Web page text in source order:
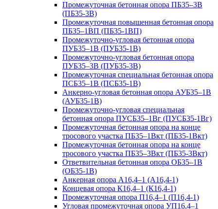
Промежуточная бетонная опора ПБ35–3В
(ПБ35-3В)
Промежуточная повышенная бетонная опора
ПБ35–1ВП (ПБ35-1ВП)
Промежуточно-угловая бетонная опора
ПУБ35–1В (ПУБ35-1В)
Промежуточно-угловая бетонная опора
ПУБ35–3В (ПУБ35-3В)
Промежуточная специальная бетонная опора
ПСБ35–1В (ПСБ35-1В)
Анкерно-угловая бетонная опора АУБ35–1В
(АУБ35-1В)
Промежуточно-угловая специальная
бетонная опора ПУСБ35–1Вг (ПУСБ35-1Вг)
Промежуточная бетонная опора на конце
тросового участка ПБ35–1Вкт (ПБ35-1Вкт)
Промежуточная бетонная опора на конце
тросового участка ПБ35–3Вкт (ПБ35-3Вкт)
Ответвительная бетонная опора ОБ35–1В
(ОБ35-1В)
Анкерная опора А16,4–1 (А16,4-1)
Концевая опора К16,4–1 (К16,4-1)
Промежуточная опора П16,4–1 (П16,4-1)
Угловая промежуточная опора УП16,4–1